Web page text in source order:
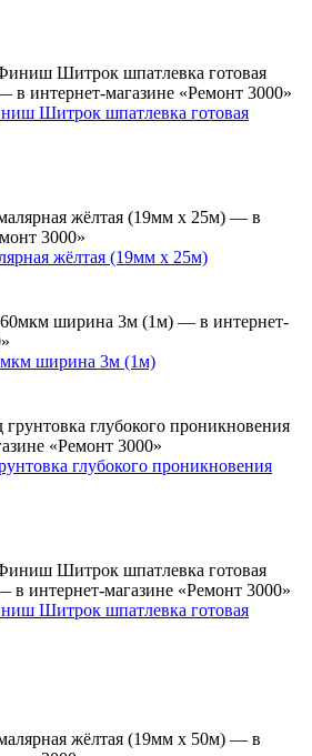
Шитрок шпатлевка готовая
жёлтая (19мм х 25м)
ширина 3м (1м)
глубокого проникновения
Шитрок шпатлевка готовая